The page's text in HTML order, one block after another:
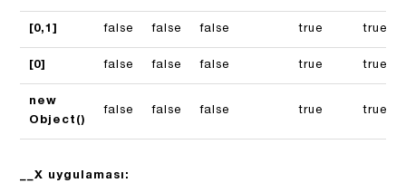
[0,1] false false false true true
[0] false false false true true
new
Object()
false false false true true
__X uygulaması: